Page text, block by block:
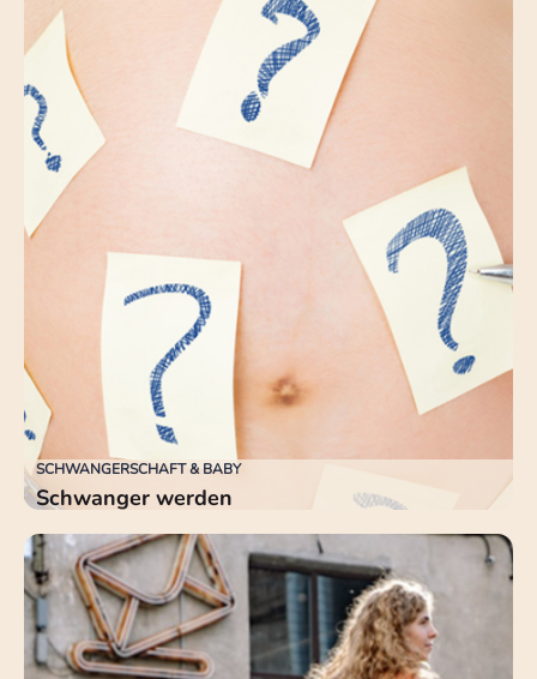
SCHWANGERSCHAFT & BABY
Schwanger werden